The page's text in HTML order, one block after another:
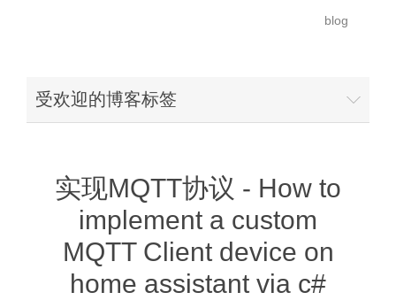
blog
受欢迎的博客标签
实现MQTT协议 - How to
implement a custom
MQTT Client device on
home assistant via c#